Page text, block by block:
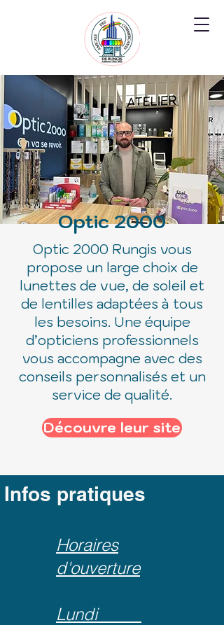
Optic 2000
Optic 2000 Rungis vous
propose un large choix de
lunettes de vue, de soleil et
de lentilles adaptées à tous
les besoins. Une équipe
d’opticiens professionnels
vous accompagne avec des
conseils personnalisés et un
service de qualité.
Découvre leur site
Infos pratiques
Horaires
d'ouverture
Lundi